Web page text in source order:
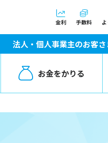
金利 手数料
法人・個人事業主のお客さ
お金をかりる